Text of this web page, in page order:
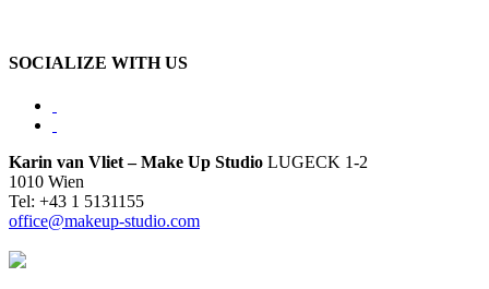
SOCIALIZE WITH US
Karin van Vliet – Make Up Studio LUGECK 1-2
1010 Wien
Tel: +43 1 5131155
office@makeup-studio.com